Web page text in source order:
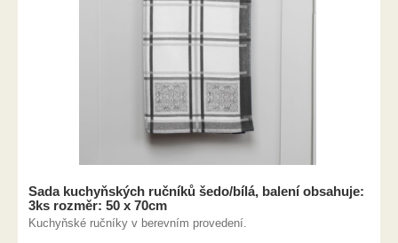
Sada kuchyňských ručníků šedo/bílá, balení obsahuje:
3ks rozměr: 50 x 70cm
Kuchyňské ručníky v berevním provedení.